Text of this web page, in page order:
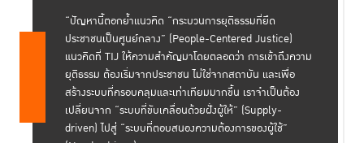
“ปัญหานี้ตอกย้ำแนวคิด “กระบวนการยุติธรรมที่ยึด
ประชาชนเป็นศูนย์กลาง” (People-Centered Justice)
แนวคิดที่ TIJ ให้ความสำคัญมาโดยตลอดว่า การเข้าถึงความ
ยุติธรรม ต้องเริ่มจากประชาชน ไม่ใช่จากสถาบัน และเพื่อ
สร้างระบบที่ครอบคลุมและเท่าเทียมมากขึ้น เราจำเป็นต้อง
เปลี่ยนจาก “ระบบที่ขับเคลื่อนด้วยฝั่งผู้ให้” (Supply-
driven) ไปสู่ “ระบบที่ตอบสนองความต้องการของผู้ใช้”